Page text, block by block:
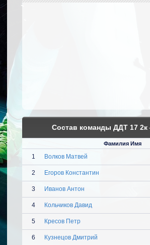
Состав команды ДДТ 17 2к
Фамилия Имя
1 Волков Матвей
2 Егоров Константин
3 Иванов Антон
4 Кольчиков Давид
5 Кресов Петр
6 Кузнецов Дмитрий